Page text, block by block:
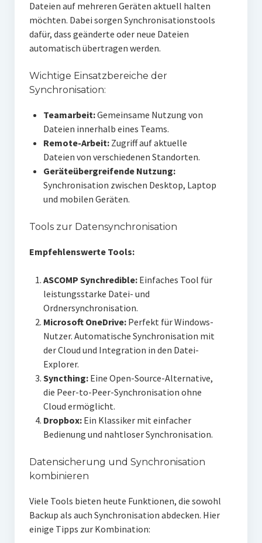
Dateien auf mehreren Geräten aktuell halten
möchten. Dabei sorgen Synchronisationstools
dafür, dass geänderte oder neue Dateien
automatisch übertragen werden.
Wichtige Einsatzbereiche der
Synchronisation:
Teamarbeit:Gemeinsame Nutzung von
Dateien innerhalb eines Teams.
Remote-Arbeit:Zugriff auf aktuelle
Dateien von verschiedenen Standorten.
Geräteübergreifende Nutzung:
Synchronisation zwischen Desktop, Laptop
und mobilen Geräten.
Tools zur Datensynchronisation
Empfehlenswerte Tools:
ASCOMP Synchredible:Einfaches Tool für
leistungsstarke Datei- und
Ordnersynchronisation.
Microsoft OneDrive:Perfekt für Windows-
Nutzer. Automatische Synchronisation mit
der Cloud und Integration in den Datei-
Explorer.
Syncthing:Eine Open-Source-Alternative,
die Peer-to-Peer-Synchronisation ohne
Cloud ermöglicht.
Dropbox:Ein Klassiker mit einfacher
Bedienung und nahtloser Synchronisation.
Datensicherung und Synchronisation
kombinieren
Viele Tools bieten heute Funktionen, die sowohl
Backup als auch Synchronisation abdecken. Hier
einige Tipps zur Kombination: